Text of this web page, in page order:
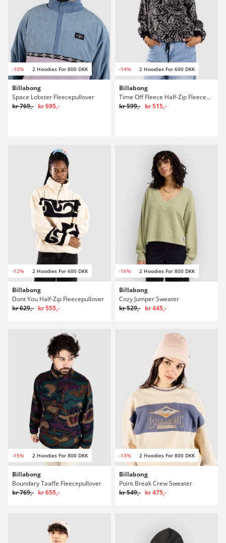
-10% 2 Hoodies For 800 DKK
Billabong
Space Lobster Fleecepullover
kr 769,- kr 695,-
-14% 2 Hoodies For 600 DKK
Billabong
Time Off Fleece Half-Zip Fleecepullover
kr 599,- kr 515,-
-12% 2 Hoodies For 600 DKK
Billabong
Dont You Half-Zip Fleecepullover
kr 629,- kr 555,-
-16% 2 Hoodies For 800 DKK
Billabong
Cozy Jumper Sweater
kr 529,- kr 445,-
-15% 2 Hoodies For 800 DKK
Billabong
Boundary Taaffe Fleecepullover
kr 769,- kr 655,-
-13% 2 Hoodies For 800 DKK
Billabong
Point Break Crew Sweater
kr 549,- kr 475,-